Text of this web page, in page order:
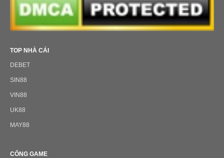
TOP NHÀ CÁI
DEBET
SIN88
VIN88
UK88
MAY88
CỔNG GAME